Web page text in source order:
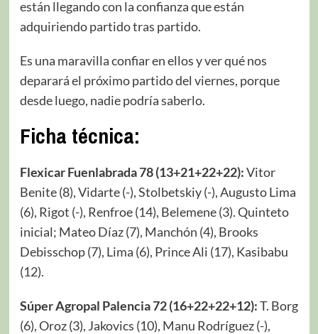
están llegando con la confianza que están
adquiriendo partido tras partido.
Es una maravilla confiar en ellos y ver qué nos
deparará el próximo partido del viernes, porque
desde luego, nadie podría saberlo.
Ficha técnica:
Flexicar Fuenlabrada 78 (13+21+22+22):Vitor
Benite (8), Vidarte (-), Stolbetskiy (-), Augusto Lima
(6), Rigot (-), Renfroe (14), Belemene (3). Quinteto
inicial; Mateo Díaz (7), Manchón (4), Brooks
Debisschop (7), Lima (6), Prince Ali (17), Kasibabu
(12).
Súper Agropal Palencia 72 (16+22+22+12):T. Borg
(6), Oroz (3), Jakovics (10), Manu Rodríguez (-),